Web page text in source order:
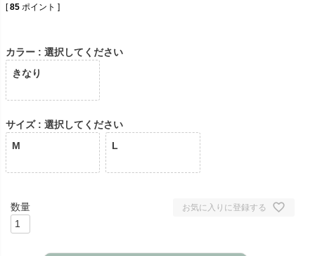
[ 85 ポイント ]
カラー
選択してください
きなり
サイズ
選択してください
M
L
お気に入りに登録する